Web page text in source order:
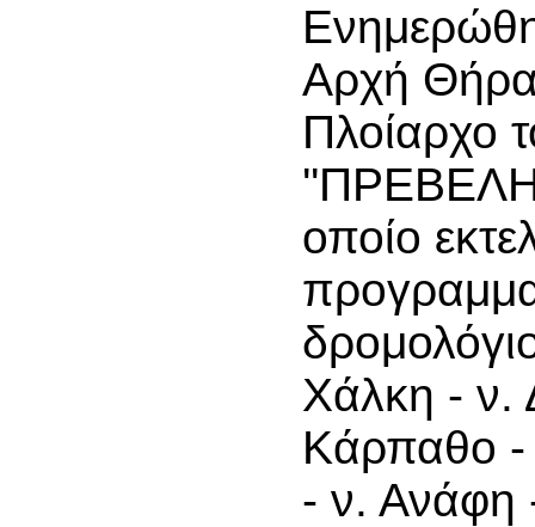
Αρχή
Πλοίαρχο
οποίο
Χάλκη - ν.
Κάρπαθο -
- ν. Ανάφη